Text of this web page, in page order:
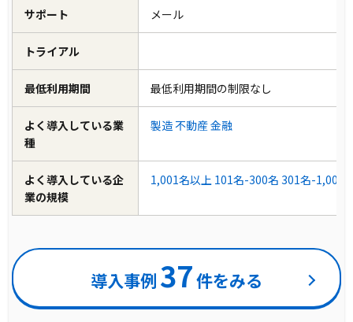
サポート メール
トライアル
最低利用期間 最低利用期間の制限なし
よく導入している業
種
製造不動産金融
よく導入している企
業の規模
1,001名以上 101名-300名 301名-1,000
導入事例 37件をみる